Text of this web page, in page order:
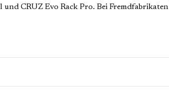
CRUZ Evo Rack Pro. Bei